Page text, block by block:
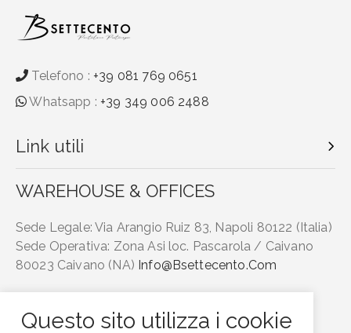
Telefono : +39 081 769 0651
Whatsapp : +39 349 006 2488
Link utili
WAREHOUSE & OFFICES
Sede Legale: Via Arangio Ruiz 83, Napoli 80122 (Italia)
Sede Operativa: Zona Asi loc. Pascarola / Caivano
80023 Caivano (NA) Info@bsettecento.com
Questo sito utilizza i cookie